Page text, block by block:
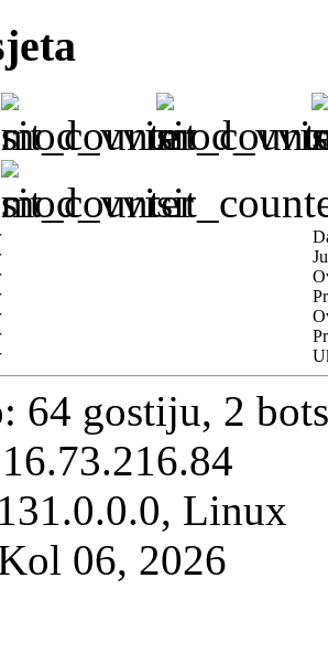
64 gostiju, 2
Linux
06, 2026